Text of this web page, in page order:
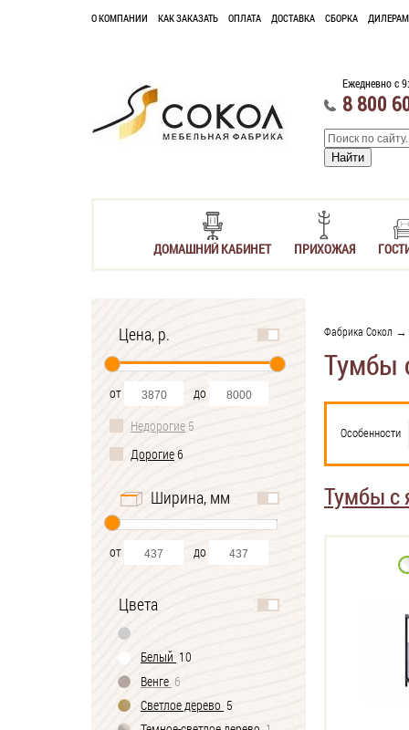
О КОМПАНИИ КАК ЗАКАЗАТЬ ОПЛАТА ДОСТАВКА СБОРКА ДИЛЕРАМ
Ежедневно с
8 800
ДОМАШНИЙ КАБИНЕТ ПРИХОЖАЯ
Цена, р.
от
до
Недорогие 5
Дорогие6
Ширина, мм
от до
Цвета
Белый 10
Венге 6
Светлое дерево 5
Фабрика Сокол →
Тумбы
Особенности
Тумбы с